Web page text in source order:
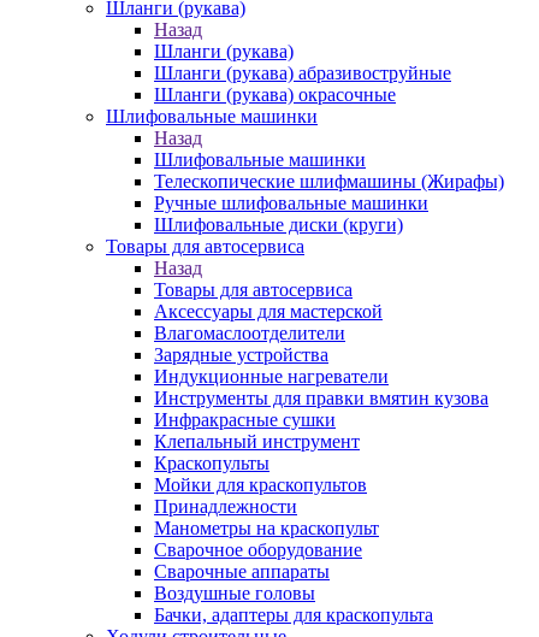
Шланги (рукава)
Назад
Шланги (рукава)
Шланги (рукава) абразивоструйные
Шланги (рукава) окрасочные
Шлифовальные машинки
Назад
Шлифовальные машинки
Телескопические шлифмашины (Жирафы)
Ручные шлифовальные машинки
Шлифовальные диски (круги)
Товары для автосервиса
Назад
Товары для автосервиса
Аксессуары для мастерской
Влагомаслоотделители
Зарядные устройства
Индукционные нагреватели
Инструменты для правки вмятин кузова
Инфракрасные сушки
Клепальный инструмент
Краскопульты
Мойки для краскопультов
Принадлежности
Манометры на краскопульт
Сварочное оборудование
Сварочные аппараты
Воздушные головы
Бачки, адаптеры для краскопульта